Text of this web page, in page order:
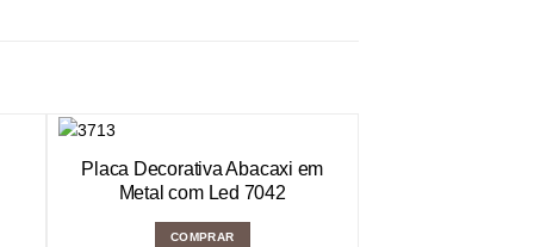
Placa Decorativa Abacaxi em
Metal com Led 7042
COMPRAR